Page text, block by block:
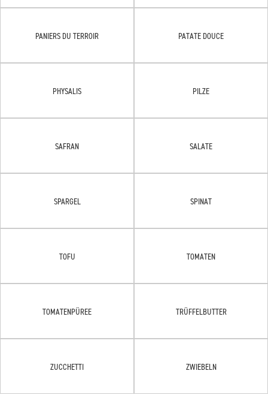
PANIERS DU TERROIR PATATE DOUCE
PHYSALIS PILZE
SAFRAN SALATE
SPARGEL SPINAT
TOFU TOMATEN
TOMATENPÜREE TRÜFFELBUTTER
ZUCCHETTI ZWIEBELN